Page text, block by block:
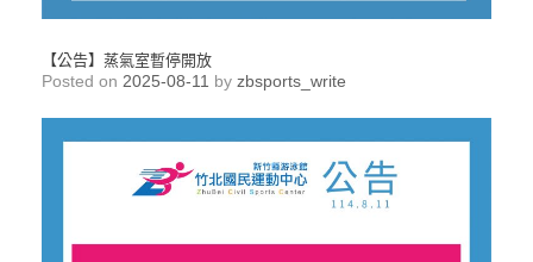
【公告】蒸氣室暫停開放
Posted on 2025-08-11 by zbsports_write